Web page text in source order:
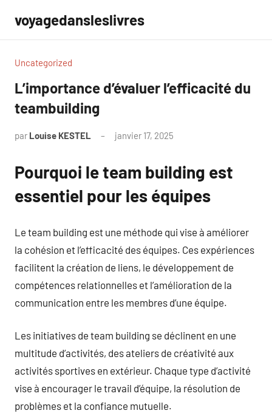
contenu
voyagedansleslivres
Uncategorized
L’importance d’évaluer l’efficacité du
teambuilding
par Louise KESTEL janvier 17, 2025
Pourquoi le team building est
essentiel pour les équipes
Le team building est une méthode qui vise à améliorer
la cohésion et l’efficacité des équipes. Ces expériences
facilitent la création de liens, le développement de
compétences relationnelles et l’amélioration de la
communication entre les membres d’une équipe.
Les initiatives de team building se déclinent en une
multitude d’activités, des ateliers de créativité aux
activités sportives en extérieur. Chaque type d’activité
vise à encourager le travail d’équipe, la résolution de
problèmes et la confiance mutuelle.